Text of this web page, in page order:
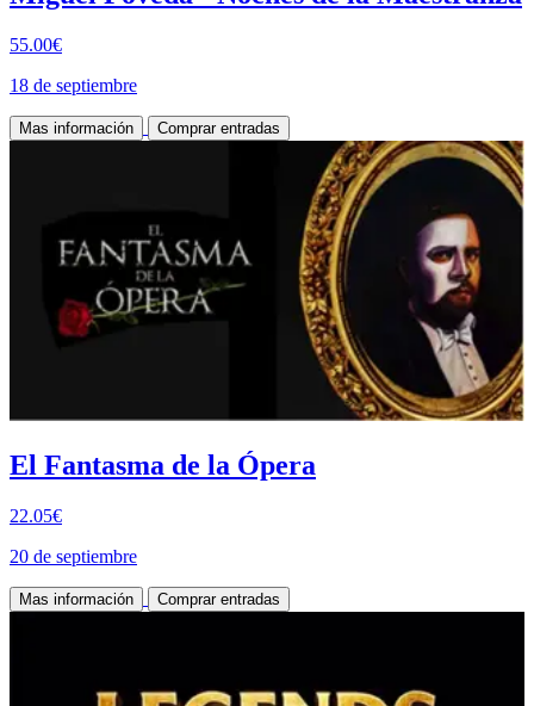
55.00€
18 de septiembre
Mas información Comprar entradas
El Fantasma de la Ópera
22.05€
20 de septiembre
Mas información Comprar entradas